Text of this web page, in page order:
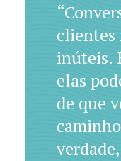
clientes
inúteis.
elas
de que